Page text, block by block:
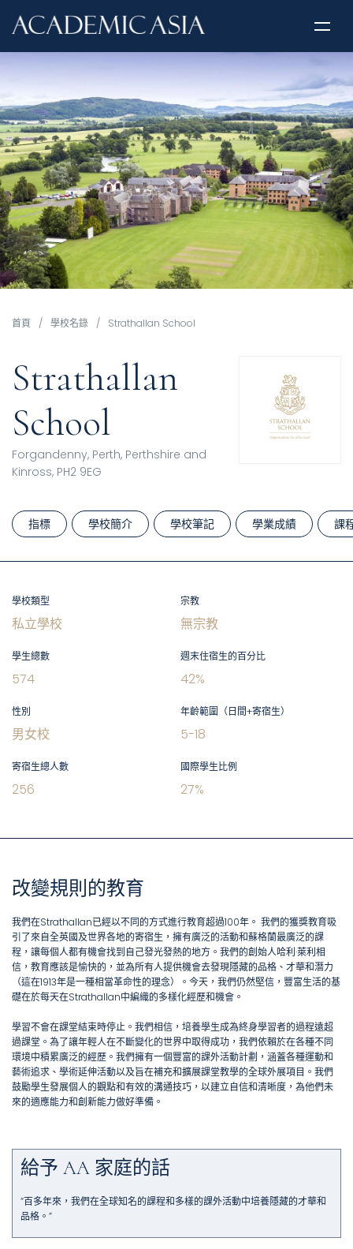
首頁 / 學校名錄 / Strathallan School
Strathallan
School
Forgandenny, Perth, Perthshire and
Kinross, PH2 9EG
指標 學校簡介 學校筆記 學業成績 課
學校類型
私立學校
宗教
無宗教
學生總數
574
週末住宿生的百分比
42%
性別
男女校
年齡範圍（日間+寄宿生）
5-18
寄宿生總人數
256
國際學生比例
27%
改變規則的教育
我們在Strathallan已經以不同的方式進行教育超過100年。 我們的獲獎教育吸
引了來自全英國及世界各地的寄宿生，擁有廣泛的活動和蘇格蘭最廣泛的課
程，讓每個人都有機會找到自己發光發熱的地方。我們的創始人哈利·萊利相
信，教育應該是愉快的，並為所有人提供機會去發現隱藏的品格、才華和潛力
（這在1913年是一種相當革命性的理念）。今天，我們仍然堅信，豐富生活的基
礎在於每天在Strathallan中編織的多樣化經歷和機會。
學習不會在課堂結束時停止。我們相信，培養學生成為終身學習者的過程遠超
過課堂。為了讓年輕人在不斷變化的世界中取得成功，我們依賴於在各種不同
環境中積累廣泛的經歷。我們擁有一個豐富的課外活動計劃，涵蓋各種運動和
藝術追求、學術延伸活動以及旨在補充和擴展課堂教學的全球外展項目。我們
鼓勵學生發展個人的觀點和有效的溝通技巧，以建立自信和清晰度，為他們未
來的適應能力和創新能力做好準備。
給予 AA 家庭的話
“百多年來，我們在全球知名的課程和多樣的課外活動中培養隱藏的才華和
品格。”